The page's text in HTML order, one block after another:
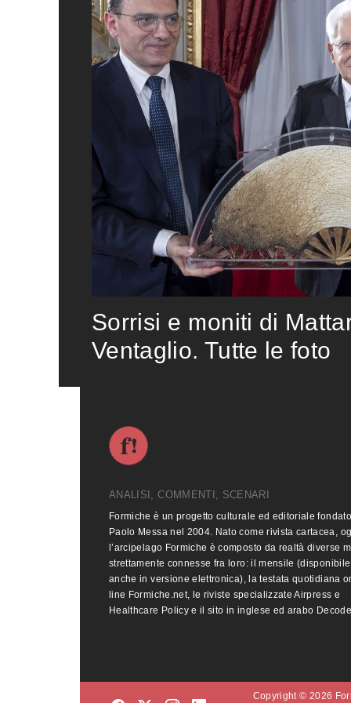
Sorrisi e moniti di
Ventaglio. Tutte le foto
ANALISI, COMMENTI, SCENARI
Formiche è un progetto culturale ed editoriale
Paolo Messa nel 2004. Nato come rivista cartacea,
l’arcipelago Formiche è composto da realtà diverse
strettamente connesse fra loro: il mensile (disponibile
anche in versione elettronica), la testata quotidiana
line Formiche.net, le riviste specializzate Airpress e
Healthcare Policy e il sito in inglese ed arabo
Copyright © 2026